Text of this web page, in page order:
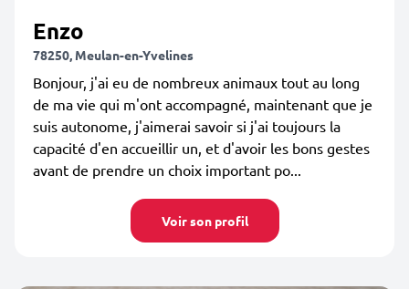
Enzo
78250, Meulan-en-Yvelines
Bonjour, j'ai eu de nombreux animaux tout au long
de ma vie qui m'ont accompagné, maintenant que je
suis autonome, j'aimerai savoir si j'ai toujours la
capacité d'en accueillir un, et d'avoir les bons gestes
avant de prendre un choix important po...
Voir son profil